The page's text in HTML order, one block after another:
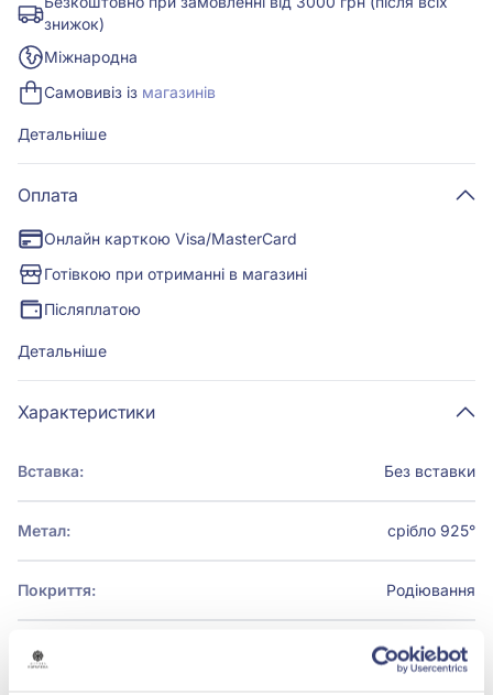
знижок)
Міжнародна
Самовивіз із магазинів
Детальніше
Оплата
Онлайн карткою Visa/MasterCard
Готівкою при отриманні в магазині
Післяплатою
Детальніше
Характеристики
Вставка: Без вставки
Метал: срібло 925°
Покриття: Родіювання